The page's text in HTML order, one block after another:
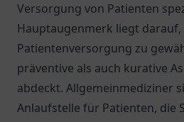
Versorgung von Patienten
Hauptaugenmerk liegt darauf,
Patientenversorgung zu
präventive als auch kurative
abdeckt. Allgemeinmediziner
Anlaufstelle für Patienten, die